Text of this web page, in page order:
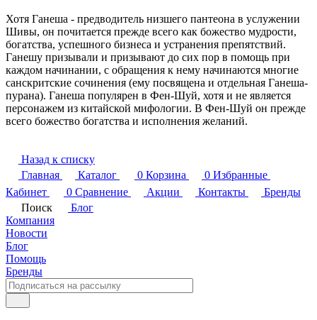
Хотя Ганеша - предводитель низшего пантеона в услужении
Шивы, он почитается прежде всего как божество мудрости,
богатства, успешного бизнеса и устранения препятствий.
Ганешу призывали и призывают до сих пор в помощь при
каждом начинании, с обращения к нему начинаются многие
санскритские сочинения (ему посвящена и отдельная Ганеша-
пурана). Ганеша популярен в Фен-Шуй, хотя и не является
персонажем из китайской мифологии. В Фен-Шуй он прежде
всего божество богатства и исполнения желаний.
Назад к списку
Главная
Каталог 0 Корзина 0 Избранные
Кабинет
0 Сравнение Акции Контакты
Бренды
Поиск
Блог
Компания
Новости
Блог
Помощь
Бренды